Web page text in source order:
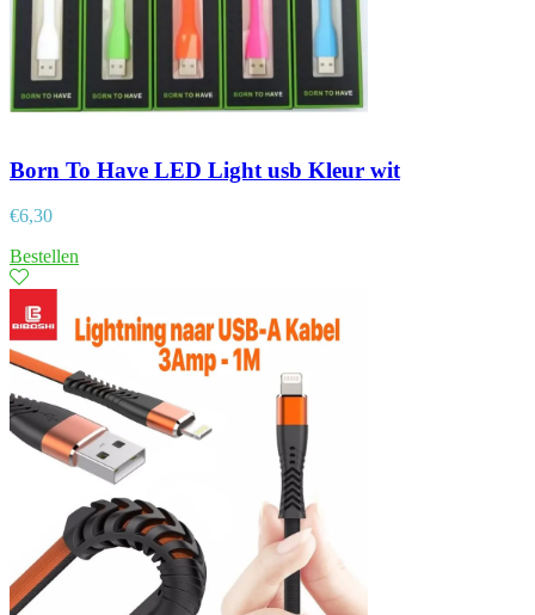
Born To Have LED Light usb Kleur wit
€6,30
Bestellen